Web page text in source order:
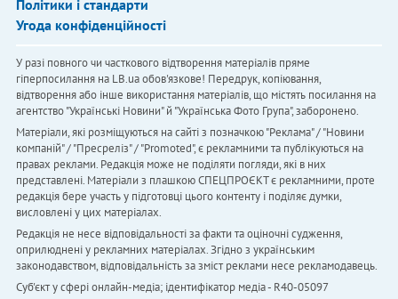
Політики і стандарти
Угода конфіденційності
У разі повного чи часткового відтворення матеріалів пряме
гіперпосилання на LB.ua обов'язкове! Передрук, копіювання,
відтворення або інше використання матеріалів, що містять посилання на
агентство "Українськi Новини" й "Українська Фото Група", заборонено.
Матеріали, які розміщуються на сайті з позначкою "Реклама" / "Новини
компаній" / "Пресреліз" / "Promoted", є рекламними та публікуються на
правах реклами. Редакція може не поділяти погляди, які в них
представлені. Матеріали з плашкою СПЕЦПРОЄКТ є рекламними, проте
редакція бере участь у підготовці цього контенту і поділяє думки,
висловлені у цих матеріалах.
Редакція не несе відповідальності за факти та оціночні судження,
оприлюднені у рекламних матеріалах. Згідно з українським
законодавством, відповідальність за зміст реклами несе рекламодавець.
Cуб'єкт у сфері онлайн-медіа; ідентифікатор медіа - R40-05097